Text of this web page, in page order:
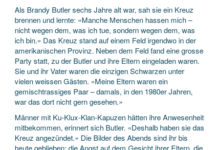
Als Brandy Butler sechs Jahre alt war, sah sie ein Kreuz
brennen und lernte: «Manche Menschen hassen mich –
nicht wegen dem, was ich tue, sondern wegen dem, was
ich bin.» Das Kreuz stand auf einem Feld irgendwo in der
amerikanischen Provinz. Neben dem Feld fand eine grosse
Party statt, zu der Butler und ihre Eltern eingeladen waren.
Sie und ihr Vater waren die einzigen Schwarzen unter
vielen weissen Gästen. «Meine Eltern waren ein
gemischtrassiges Paar – damals, in den 1980er Jahren,
war das dort nicht gern gesehen.»
Männer mit Ku-Klux-Klan-Kapuzen hätten ihre Anwesenheit
mitbekommen, erinnert sich Butler. «Deshalb haben sie das
Kreuz angezündet.» Die Bilder des Abends sind ihr bis
heute geblieben: die Angst auf dem Gesicht ihrer Eltern, die